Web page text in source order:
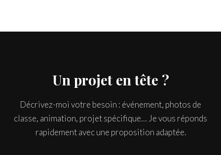
Un projet en tête ?
Décrivez-moi votre besoin : événement, photos de
classe, animation, projet spécifique… Je vous réponds
rapidement avec une proposition adaptée.